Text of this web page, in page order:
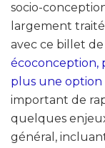
socio-
largement
avec ce billet
écoconception,
plus une option
important de
quelques
général,